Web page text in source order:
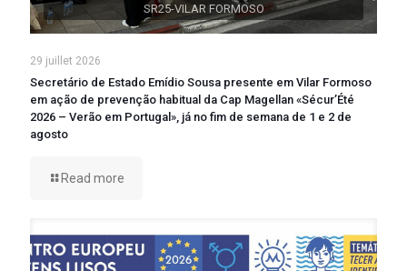
SR25-VILAR FORMOSO
29 juillet 2026
Secretário de Estado Emídio Sousa presente em Vilar Formoso
em ação de prevenção habitual da Cap Magellan «Sécur’Été
2026 – Verão em Portugal», já no fim de semana de 1 e 2 de
agosto
Read more